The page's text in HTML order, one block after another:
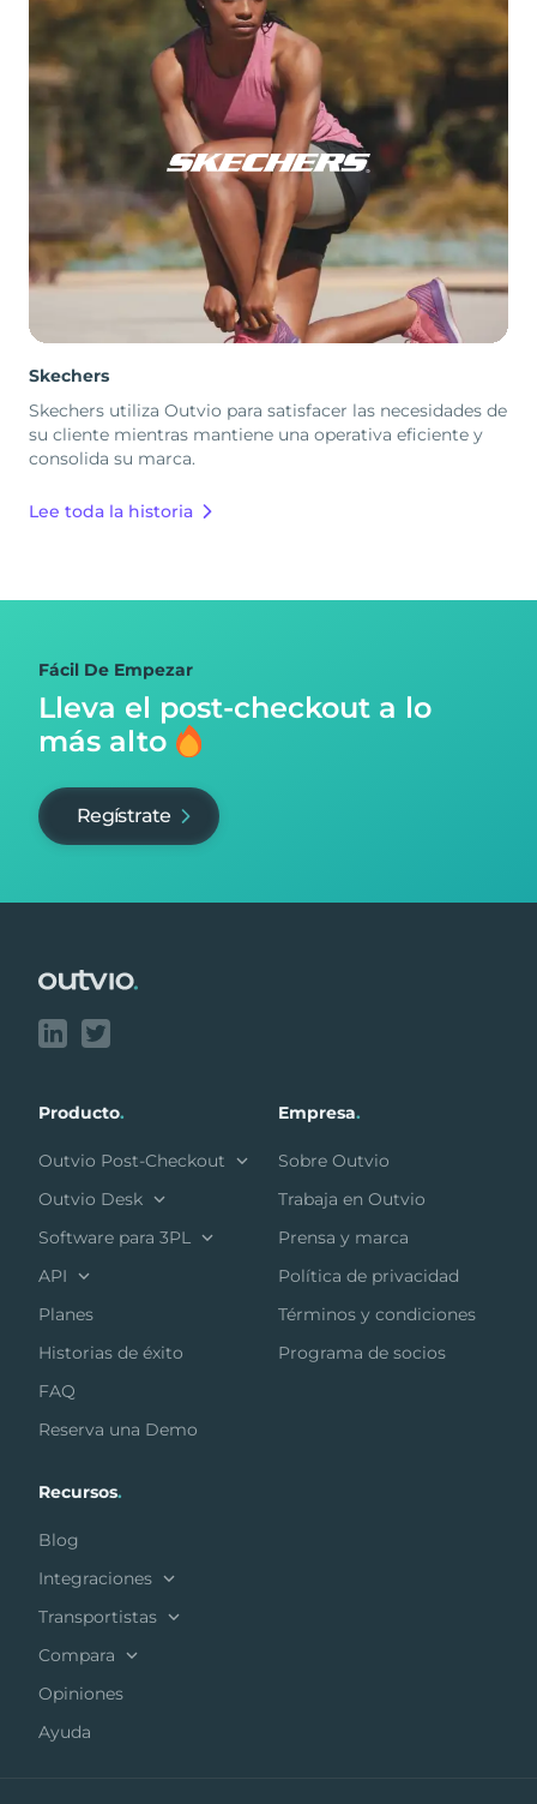
Skechers
Skechers utiliza Outvio para satisfacer las necesidades de
su cliente mientras mantiene una operativa eficiente y
consolida su marca.
Lee toda la historia
Fácil De Empezar
Lleva el post-checkout a lo
más alto
Regístrate
Producto.
Outvio Post-Checkout
Outvio Desk
Software para 3PL
API
Planes
Historias de éxito
FAQ
Reserva una Demo
Empresa.
Sobre Outvio
Trabaja en Outvio
Prensa y marca
Política de privacidad
Términos y condiciones
Programa de socios
Recursos.
Blog
Integraciones
Transportistas
Compara
Opiniones
Ayuda